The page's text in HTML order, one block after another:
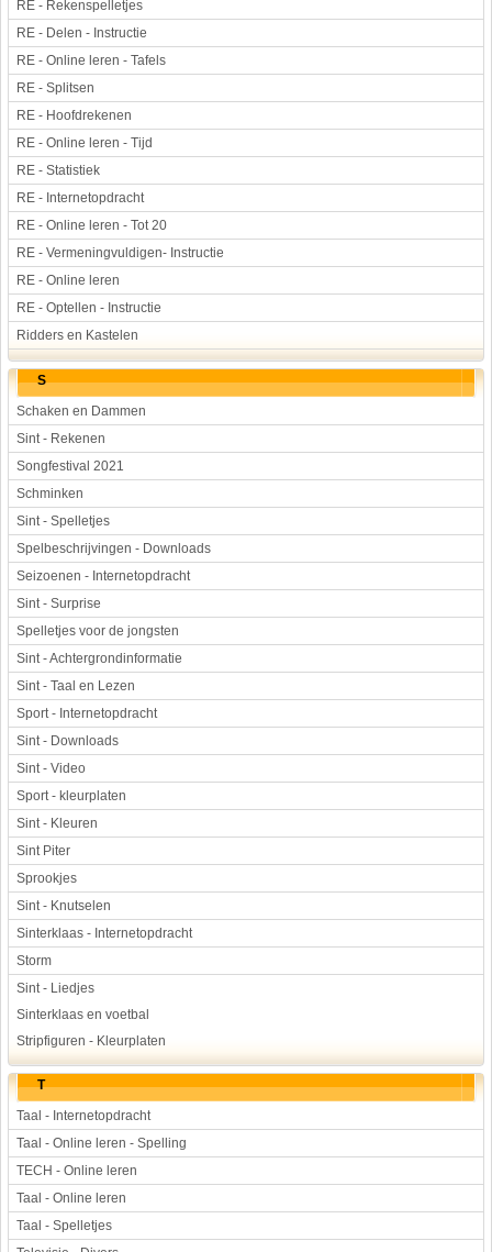
RE - Rekenspelletjes
RE - Delen - Instructie
RE - Online leren - Tafels
RE - Splitsen
RE - Hoofdrekenen
RE - Online leren - Tijd
RE - Statistiek
RE - Internetopdracht
RE - Online leren - Tot 20
RE - Vermeningvuldigen- Instructie
RE - Online leren
RE - Optellen - Instructie
Ridders en Kastelen
S
Schaken en Dammen
Sint - Rekenen
Songfestival 2021
Schminken
Sint - Spelletjes
Spelbeschrijvingen - Downloads
Seizoenen - Internetopdracht
Sint - Surprise
Spelletjes voor de jongsten
Sint - Achtergrondinformatie
Sint - Taal en Lezen
Sport - Internetopdracht
Sint - Downloads
Sint - Video
Sport - kleurplaten
Sint - Kleuren
Sint Piter
Sprookjes
Sint - Knutselen
Sinterklaas - Internetopdracht
Storm
Sint - Liedjes
Sinterklaas en voetbal
Stripfiguren - Kleurplaten
T
Taal - Internetopdracht
Taal - Online leren - Spelling
TECH - Online leren
Taal - Online leren
Taal - Spelletjes